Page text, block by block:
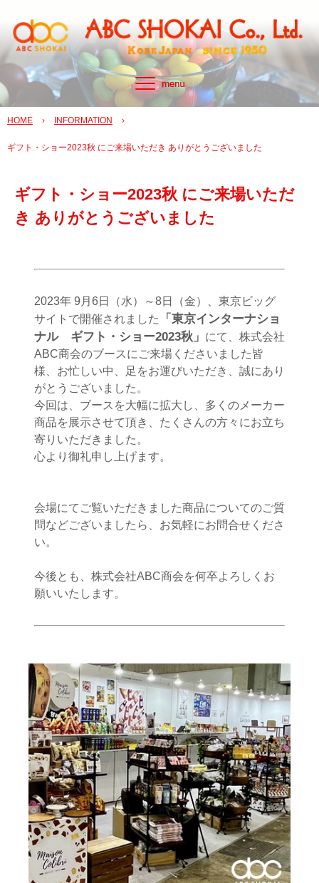
HOME › INFORMATION ›
ギフト・ショー2023秋 にご来場いただき ありがとうございました
ギフト・ショー2023秋 にご来場いただ
き ありがとうございました
2023年 9月6日（水）～8日（金）、東京ビッグ
サイトで開催されました
「東京インターナショ
ナル ギフト・ショー2023秋」 にて、株式会社
ABC商会のブースにご来場くださいました皆
様、お忙しい中、足をお運びいただき、誠にあり
がとうございました。
今回は、ブースを大幅に拡大し、多くのメーカー
商品を展示させて頂き、たくさんの方々にお立ち
寄りいただきました。
心より御礼申し上げます。
会場にてご覧いただきました商品についてのご質
問などございましたら、お気軽にお問合せくださ
い。
今後とも、株式会社ABC商会を何卒よろしくお
願いいたします。